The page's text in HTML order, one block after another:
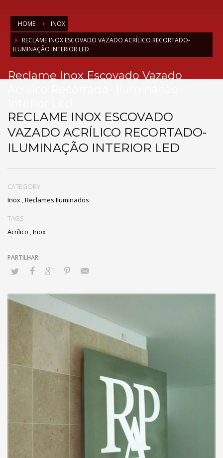
HOME
INOX
RECLAME INOX ESCOVADO VAZADO ACRÍLICO RECORTADO-
ILUMINAÇÃO INTERIOR LED
Reclame Inox Escovado Vazado
RECLAME INOX ESCOVADO
VAZADO ACRÍLICO RECORTADO-
ILUMINAÇÃO INTERIOR LED
CATEGORY
Inox ,Reclames Iluminados
TAGS
Acrílico ,Inox